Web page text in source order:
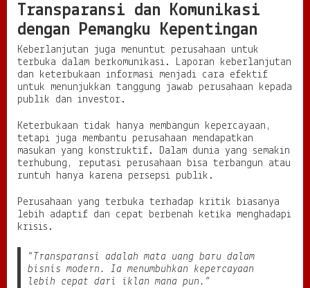
Transparansi dan Komunikasi
dengan Pemangku Kepentingan
Keberlanjutan juga menuntut perusahaan untuk
terbuka dalam berkomunikasi. Laporan keberlanjutan
dan keterbukaan informasi menjadi cara efektif
untuk menunjukkan tanggung jawab perusahaan kepada
publik dan investor.
Keterbukaan tidak hanya membangun kepercayaan,
tetapi juga membantu perusahaan mendapatkan
masukan yang konstruktif. Dalam dunia yang semakin
terhubung, reputasi perusahaan bisa terbangun atau
runtuh hanya karena persepsi publik.
Perusahaan yang terbuka terhadap kritik biasanya
lebih adaptif dan cepat berbenah ketika menghadapi
krisis.
“Transparansi adalah mata uang baru dalam
bisnis modern. Ia menumbuhkan kepercayaan
lebih cepat dari iklan mana pun.”